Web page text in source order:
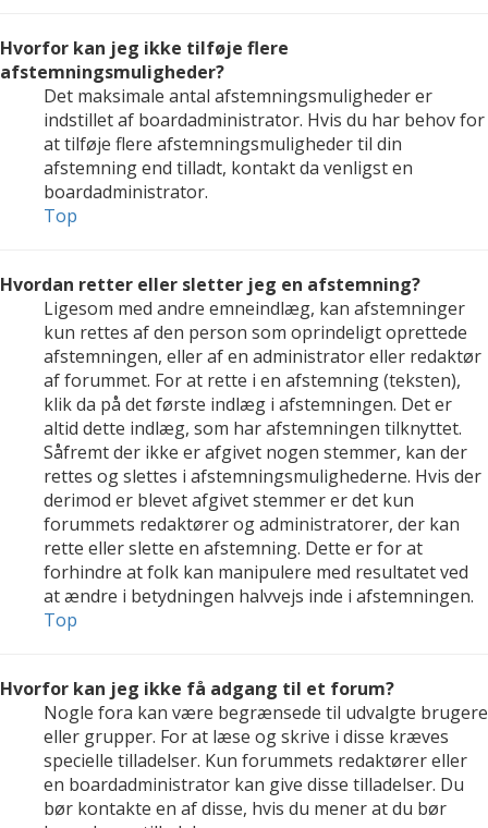
Hvorfor kan jeg ikke tilføje flere
afstemningsmuligheder?
Det maksimale antal afstemningsmuligheder er
indstillet af boardadministrator. Hvis du har behov for
at tilføje flere afstemningsmuligheder til din
afstemning end tilladt, kontakt da venligst en
boardadministrator.
Top
Hvordan retter eller sletter jeg en afstemning?
Ligesom med andre emneindlæg, kan afstemninger
kun rettes af den person som oprindeligt oprettede
afstemningen, eller af en administrator eller redaktør
af forummet. For at rette i en afstemning (teksten),
klik da på det første indlæg i afstemningen. Det er
altid dette indlæg, som har afstemningen tilknyttet.
Såfremt der ikke er afgivet nogen stemmer, kan der
rettes og slettes i afstemningsmulighederne. Hvis der
derimod er blevet afgivet stemmer er det kun
forummets redaktører og administratorer, der kan
rette eller slette en afstemning. Dette er for at
forhindre at folk kan manipulere med resultatet ved
at ændre i betydningen halvvejs inde i afstemningen.
Top
Hvorfor kan jeg ikke få adgang til et forum?
Nogle fora kan være begrænsede til udvalgte brugere
eller grupper. For at læse og skrive i disse kræves
specielle tilladelser. Kun forummets redaktører eller
en boardadministrator kan give disse tilladelser. Du
bør kontakte en af disse, hvis du mener at du bør